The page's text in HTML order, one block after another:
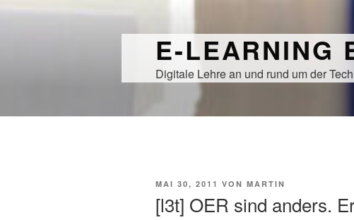
E-LEARNING
Digitale Lehre an und rund um der
VERÖFFENTLICHT
MAI 30, 2011 VON MARTIN
[l3t] OER sind anders.